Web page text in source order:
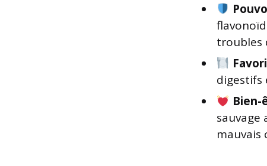
troubles
digestifs
Bien-
sauvage
mauvais